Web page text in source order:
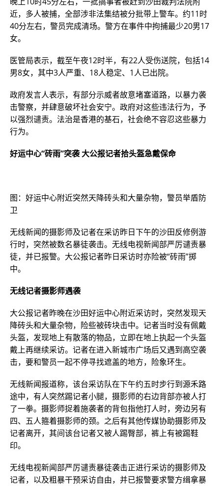
近，多人被捕，全部涉非法集结被分批带上警车。约11时
40分左右，警员完成清场。警方在事件中拘捕最少20男17
女。
医管局表示，截至午夜12时半，有22人受伤送院，包括14
男8女，其中3人严重、18人稳定、1人已出院。
政府发言人表示，有部分示威者故意堵塞道路，以暴力袭
击警察，并肆意破坏社会安宁。政府对这些违法行为，予
以强烈谴责。法治是香港的基石，社会绝不容忍这些暴力
行为。
好运中心“砖雨”突袭 大公报记者拾头盔急戴保命
图：好运中心附近突然天降砖头和大量杂物，警员举盾防
卫
无线新闻的摄影师及记者在采访昨日下午的沙田反修例游
行时，突然被数名暴徒袭击。无线电视新闻部严厉谴责暴
徒，并已报警。大公报记者昨日采访时亦险被“砖雨”掷
中。
无线记者摄影师遇袭
大公报记者昨晚在沙田好运中心附近采访时，突然发现天
降砖头和大量杂物，险些被砖块击中。记者当时没有佩戴
头盔，发现地上有散落的物品，立即在地上执起一个头盔
戴上再继续采访。记者在进入新城市广场后又遇到高空袭
击，要和警员一起不停寻找遮盖的地方，险象环生。
无线新闻报道称，该台采访队在下午约五时步行到源禾路
途中，有人突然踢记者小腿，摄影师的右边背部亦被人打
了一拳。摄影师捉着施袭者的背包指他打人时，旁边另有
四、五人箍着摄影师的颈。之后有其他传媒协助摄影师及
记者离开，其间该台记者又被人踢臀部，裤上有被踢鞋
印。
无线电视新闻部严厉谴责暴徒袭击正进行采访的摄影师及
记者，以及粗暴干预采访自由，并已报警要求警方缉拿暴